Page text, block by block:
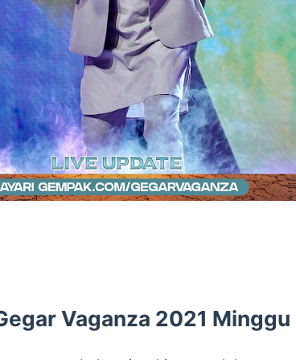
Vaganza 2021 Minggu